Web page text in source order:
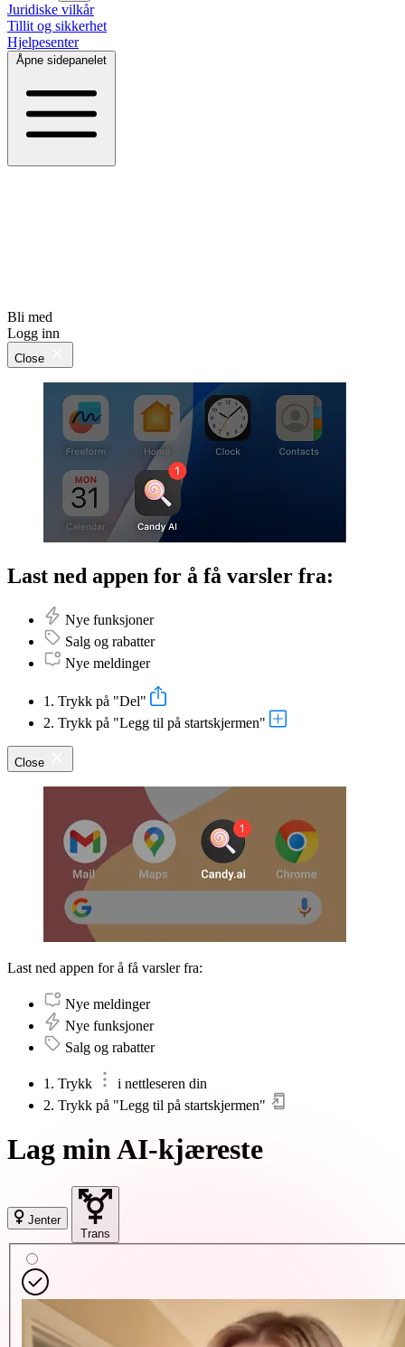
Juridiske vilkår
Tillit og sikkerhet
Hjelpesenter
Åpne sidepanelet
Bli med
Logg inn
Close
Last ned appen for å få varsler fra:
Nye funksjoner
Salg og rabatter
Nye meldinger
1. Trykk på "Del"
2. Trykk på "Legg til på startskjermen"
Close
Last ned appen for å få varsler fra:
Nye meldinger
Nye funksjoner
Salg og rabatter
1. Trykk
i nettleseren din
2. Trykk på "Legg til på startskjermen"
Lag min AI-kjæreste
Jenter
Trans